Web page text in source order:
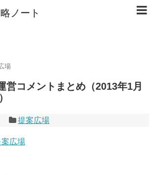
ノート
場
営コメントまとめ（2013年1月
提案広場
案広場